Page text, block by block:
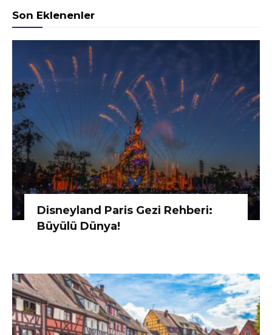
Son Eklenenler
Disneyland Paris Gezi Rehberi:
Büyülü Dünya!